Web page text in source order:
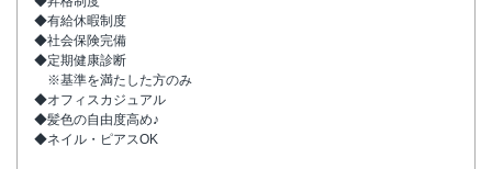
◆有給休暇制度
◆社会保険完備
◆定期健康診断
※基準を満たした方のみ
◆オフィスカジュアル
◆髪色の自由度高め♪
◆ネイル・ピアスOK